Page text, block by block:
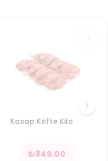
Kasap Köfte Kilo
₺849.00